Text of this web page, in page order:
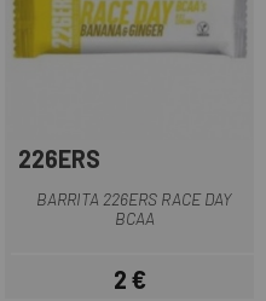
226ERS
BARRITA 226ERS RACE DAY
BCAA
Precio
2 €